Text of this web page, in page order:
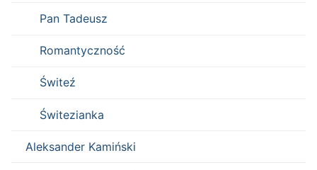
Pan Tadeusz
Romantyczność
Świteź
Świtezianka
Aleksander Kamiński